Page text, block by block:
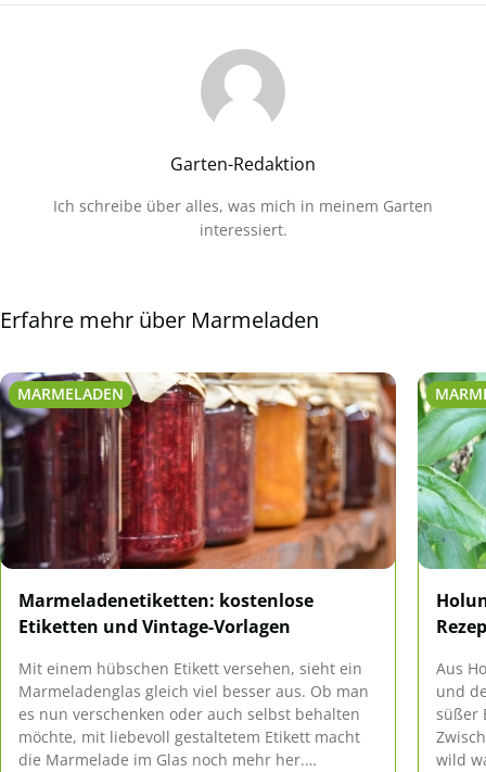
Garten-Redaktion
Ich schreibe über alles, was mich in meinem Garten
interessiert.
Erfahre mehr über Marmeladen
MARMELADEN
Marmeladenetiketten: kostenlose
Etiketten und Vintage-Vorlagen
Mit einem hübschen Etikett versehen, sieht ein
Marmeladenglas gleich viel besser aus. Ob man
es nun verschenken oder auch selbst behalten
möchte, mit liebevoll gestaltetem Etikett macht
die Marmelade im Glas noch mehr her.
Aus
und
süßer
wild